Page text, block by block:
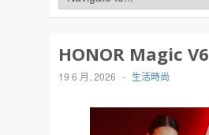
HONOR Magic V6
19 6 月, 2026 - 生活時尚